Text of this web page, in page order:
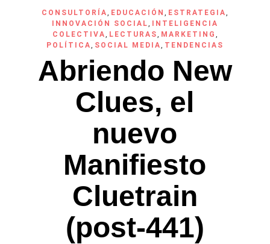
CONSULTORÍA, EDUCACIÓN, ESTRATEGIA,
INNOVACIÓN SOCIAL,
INTELIGENCIA
COLECTIVA, LECTURAS, MARKETING ,
POLÍTICA, SOCIAL MEDIA, TENDENCIAS
Abriendo New
Clues, el
nuevo
Manifiesto
Cluetrain
(post-441)